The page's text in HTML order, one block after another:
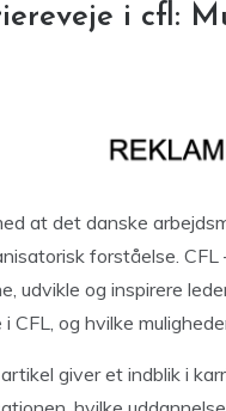
i cfl:
at det danske
forståelse.
udvikle og inspirere
i CFL, og hvilke
giver et indblik i